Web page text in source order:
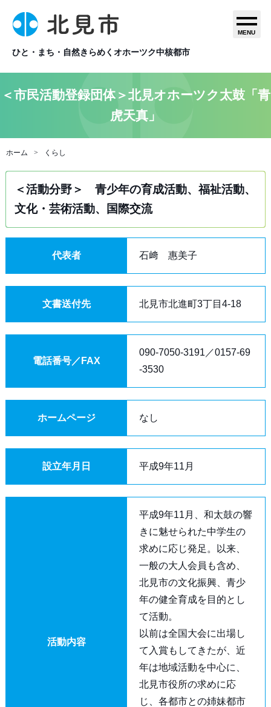
ひと・まち・自然きらめくオホーツク中核都市
MENU
＜市民活動登録団体＞北見オホーツク太鼓「青
虎天真」
ホーム くらし
＜活動分野＞ 青少年の育成活動、福祉活動、
文化・芸術活動、国際交流
代表者 石﨑 惠美子
文書送付先 北見市北進町3丁目4-18
電話番号／FAX
090-7050-3191／0157-69
-3530
ホームページ なし
設立年月日 平成9年11月
活動内容
平成9年11月、和太鼓の響
きに魅せられた中学生の
求めに応じ発足。以来、
一般の大人会員も含め、
北見市の文化振興、青少
年の健全育成を目的とし
て活動。
以前は全国大会に出場し
て入賞もしてきたが、近
年は地域活動を中心に、
北見市役所の求めに応
じ、各都市との姉妹都市